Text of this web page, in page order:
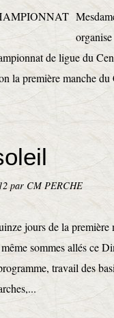
de ligue du
la première manche
par CM PERCHE
jours de la première
sommes allés ce
travail des